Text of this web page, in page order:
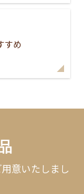
すめ
意いたしまし